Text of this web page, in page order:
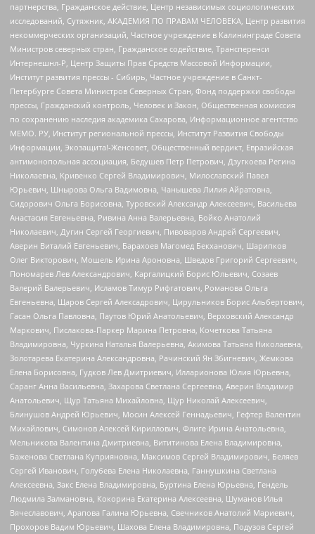
партнерства, Гражданское действие, Центр независимых социологических
исследований, Сутяжник, АКАДЕМИЯ ПО ПРАВАМ ЧЕЛОВЕКА, Центр развития
некоммерческих организаций, Частное учреждение в Калининграде Совета
Министров северных стран, Гражданское содействие, Трансперенси
Интернешнл-Р, Центр Защиты Прав Средств Массовой Информации,
Институт развития прессы - Сибирь, Частное учреждение в Санкт-
Петербурге Совета Министров Северных Стран, Фонд поддержки свободы
прессы, Гражданский контроль, Человек и Закон, Общественная комиссия
по сохранению наследия академика Сахарова, Информационное агентство
МЕМО. РУ, Институт региональной прессы, Институт Развития Свободы
Информации, Экозащита!-Женсовет, Общественный вердикт, Евразийская
антимонопольная ассоциация, Бедушев Петр Петрович, Дзугкоева Регина
Николаевна, Кривенко Сергей Владимирович, Милославский Павел
Юрьевич, Шнырова Ольга Вадимовна, Чанышева Лилия Айратовна,
Сидорович Ольга Борисовна, Туровский Александр Алексеевич, Васильева
Анастасия Евгеньевна, Ривина Анна Валерьевна, Бойко Анатолий
Николаевич, Дугин Сергей Георгиевич, Пивоваров Андрей Сергеевич,
Аверин Виталий Евгеньевич, Барахоев Магомед Бекханович, Шарипков
Олег Викторович, Мошель Ирина Ароновна, Шведов Григорий Сергеевич,
Пономарев Лев Александрович, Каргалицкий Борис Юльевич, Созаев
Валерий Валерьевич, Исламов Тимур Рифгатович, Романова Ольга
Евгеньевна, Щаров Сергей Алексадрович, Цирульников Борис Альбертович,
Гасан Ольга Павловна, Паутов Юрий Анатольевич, Верховский Александр
Маркович, Пислакова-Паркер Марина Петровна, Кочеткова Татьяна
Владимировна, Чуркина Наталья Валерьевна, Акимова Татьяна Николаевна,
Золотарева Екатерина Александровна, Рачинский Ян Збигневич, Жемкова
Елена Борисовна, Гудков Лев Дмитриевич, Илларионова Юлия Юрьевна,
Саранг Анна Васильевна, Захарова Светлана Сергеевна, Аверин Владимир
Анатольевич, Щур Татьяна Михайловна, Щур Николай Алексеевич,
Блинушов Андрей Юрьевич, Мосин Алексей Геннадьевич, Гефтер Валентин
Михайлович, Симонов Алексей Кириллович, Флиге Ирина Анатольевна,
Мельникова Валентина Дмитриевна, Вититинова Елена Владимировна,
Баженова Светлана Куприяновна, Максимов Сергей Владимирович, Беляев
Сергей Иванович, Голубева Елена Николаевна, Ганнушкина Светлана
Алексеевна, Закс Елена Владимировна, Буртина Елена Юрьевна, Гендель
Людмила Залмановна, Кокорина Екатерина Алексеевна, Шуманов Илья
Вячеславович, Арапова Галина Юрьевна, Свечников Анатолий Мариевич,
Прохоров Вадим Юрьевич, Шахова Елена Владимировна, Подузов Сергей